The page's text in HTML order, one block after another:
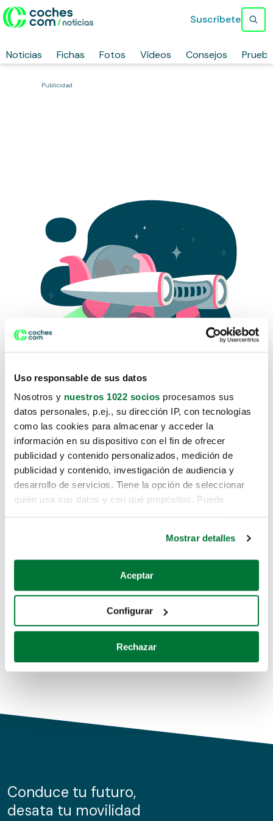
Uso responsable de sus datos
Nosotros y nuestros 1022 socios procesamos sus
datos personales, p.ej., su dirección IP, con tecnologías
como las cookies para almacenar y acceder la
información en su dispositivo con el fin de ofrecer
publicidad y contenido personalizados, medición de
publicidad y contenido, investigación de audiencia y
desarrollo de servicios. Tiene la opción de seleccionar
quién usa sus datos y con qué propósitos. Puede
Si lo permite, también quisiéramos:
Recopilar información sobre su ubicación geográfica
Identificar su dispositivo analizándolo activamente
para buscar características específicas (huellas
Obtenga más información sobre cómo se procesan sus
de cookies.
información sobre el uso que haga del sitio web con
nuestros partners de redes sociales, publicidad y análisis
Mostrar detalles
Aceptar
Configurar
Rechazar
Noticias Fichas Fotos Vídeos Consejos
Suscríbete
Publicidad
Lo sentimos, no sabemos como
te hemos traido hasta aquí.
Pero puedes encontrar el coche que estás
buscando en alguno de estos enlaces:
Coches de segunda mano
Coches de km0
Conduce tu futuro,
desata tu movilidad